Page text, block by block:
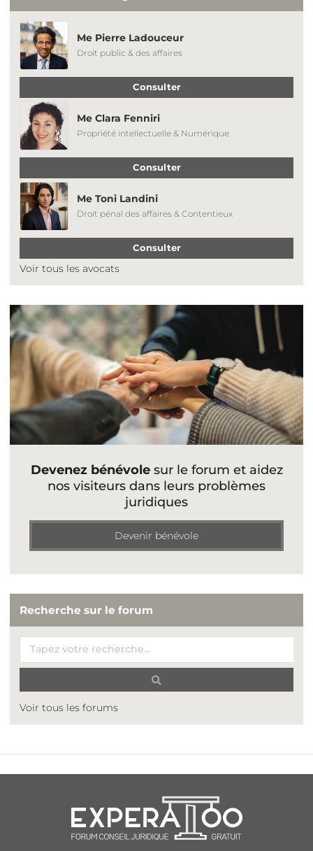
Me Pierre Ladouceur
Droit public & des affaires
Consulter
Me Clara Fenniri
Propriété intellectuelle & Numérique
Consulter
Me Toni Landini
Droit pénal des affaires & Contentieux
Consulter
Voir tous les avocats
Devenez bénévolesur le forum et aidez
nos visiteurs dans leurs problèmes
juridiques
Devenir bénévole
Recherche sur le forum
Voir tous les forums